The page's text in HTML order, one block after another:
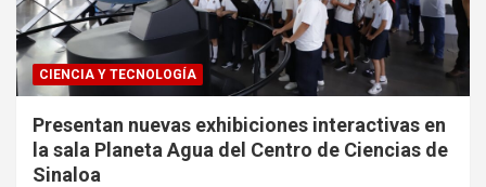
CIENCIA Y TECNOLOGÍA
Presentan nuevas exhibiciones interactivas en
la sala Planeta Agua del Centro de Ciencias de
Sinaloa